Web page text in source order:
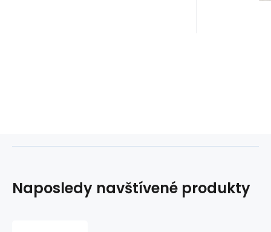
Naposledy navštívené produkty